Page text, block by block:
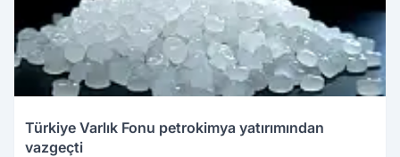
Türkiye Varlık Fonu petrokimya yatırımından
vazgeçti